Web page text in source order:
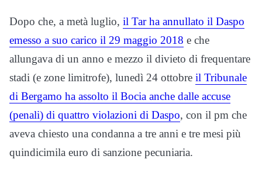
Dopo che, a metà luglio, il Tar ha annullato il Daspo
emesso a suo carico il 29 maggio 2018 e che
allungava di un anno e mezzo il divieto di frequentare
stadi (e zone limitrofe), lunedì 24 ottobre il Tribunale
di Bergamo ha assolto il Bocia anche dalle accuse
(penali) di quattro violazioni di Daspo, con il pm che
aveva chiesto una condanna a tre anni e tre mesi più
quindicimila euro di sanzione pecuniaria.